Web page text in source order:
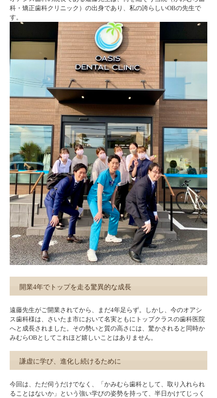
科・矯正歯科クリニック）の出身であり、私の誇らしいOBの先生で
す。
開業4年でトップを走る驚異的な成長
遠藤先生がご開業されてから、まだ4年足らず。しかし、今のオアシ
ス歯科様は、さいたま市において名実ともにトップクラスの歯科医院
へと成長されました。その勢いと質の高さには、驚かされると同時か
みむらOBとしてこれほど嬉しいことはありません。
謙虚に学び、進化し続けるために
今回は、ただ伺うだけでなく、「かみむら歯科として、取り入れられ
ることはないか」という強い学びの姿勢を持って、半日かけてじっく